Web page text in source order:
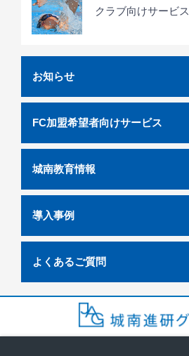
クラブ向けサービス
お知らせ
FC加盟希望者向けサービス
城南教育情報
導入事例
よくあるご質問